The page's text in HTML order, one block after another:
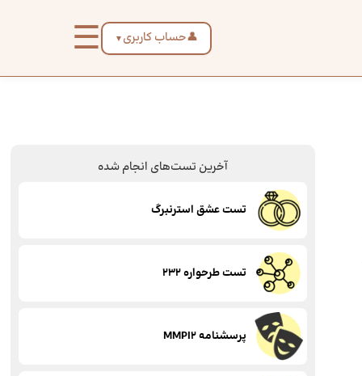
👤حساب کاربری ▼
☰
آخرین تست‌های انجام شده
تست عشق استرنبرگ
تست طرحواره 232
پرسشنامه MMPI2